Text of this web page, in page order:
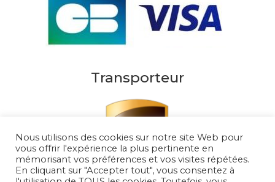
Transporteur
Nous utilisons des cookies sur notre site Web pour
vous offrir l'expérience la plus pertinente en
mémorisant vos préférences et vos visites répétées.
En cliquant sur "Accepter tout", vous consentez à